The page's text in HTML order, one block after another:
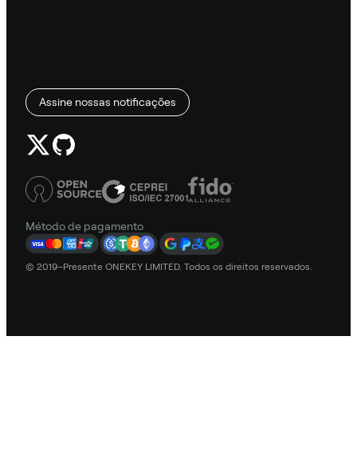
Assine nossas notificações
Método de pagamento
© 2019–Presente ONEKEY LIMITED. Todos os direitos reservados.